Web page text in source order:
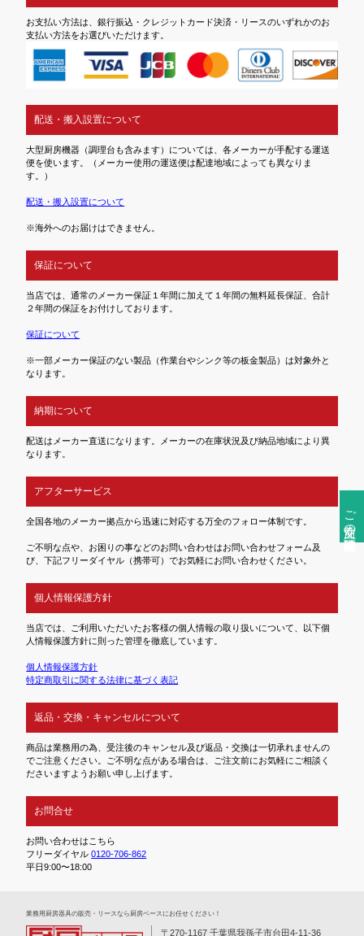
ご注文前の確認事項
お支払い方法は、銀行振込・クレジットカード決済・リースのいずれかのお
支払い方法をお選びいただけます。
配送・搬入設置について
大型厨房機器（調理台も含みます）については、各メーカーが手配する運送
便を使います。（メーカー使用の運送便は配達地域によっても異なりま
す。）
配送・搬入設置について
※海外へのお届けはできません。
保証について
当店では、通常のメーカー保証１年間に加えて１年間の無料延長保証、合計
２年間の保証をお付けしております。
保証について
※一部メーカー保証のない製品（作業台やシンク等の板金製品）は対象外と
なります。
納期について
配送はメーカー直送になります。メーカーの在庫状況及び納品地域により異
なります。
アフターサービス
全国各地のメーカー拠点から迅速に対応する万全のフォロー体制です。
ご不明な点や、お困りの事などのお問い合わせはお問い合わせフォーム及
び、下記フリーダイヤル（携帯可）でお気軽にお問い合わせください。
個人情報保護方針
当店では、ご利用いただいたお客様の個人情報の取り扱いについて、以下個
人情報保護方針に則った管理を徹底しています。
個人情報保護方針
特定商取引に関する法律に基づく表記
返品・交換・キャンセルについて
商品は業務用の為、受注後のキャンセル及び返品・交換は一切承れませんの
でご注意ください。ご不明な点がある場合は、ご注文前にお気軽にご相談く
ださいますようお願い申し上げます。
お問合せ
お問い合わせはこちら
フリーダイヤル0120-706-862
平日9:00〜18:00
業務⽤厨房器具の販売・リースなら厨房ベースにお任せください！
〒270-1167 千葉県我孫子市台田4-11-36